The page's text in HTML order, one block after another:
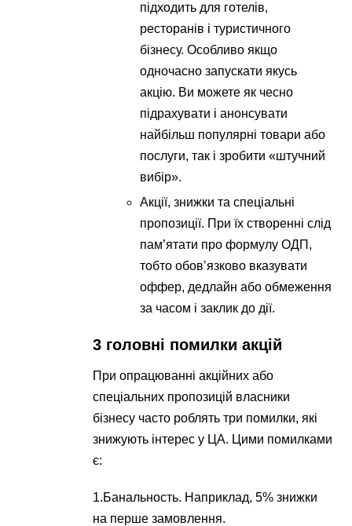
підходить для готелів,
ресторанів і туристичного
бізнесу. Особливо якщо
одночасно запускати якусь
акцію. Ви можете як чесно
підрахувати і анонсувати
найбільш популярні товари або
послуги, так і зробити «штучний
вибір».
Акції, знижки та спеціальні
пропозиції. При їх створенні слід
пам’ятати про формулу ОДП,
тобто обов’язково вказувати
оффер, дедлайн або обмеження
за часом і заклик до дії.
3 головні помилки акцій
При опрацюванні акційних або
спеціальних пропозицій власники
бізнесу часто роблять три помилки, які
знижують інтерес у ЦА. Цими помилками
є:
1.Банальность. Наприклад, 5% знижки
на перше замовлення.